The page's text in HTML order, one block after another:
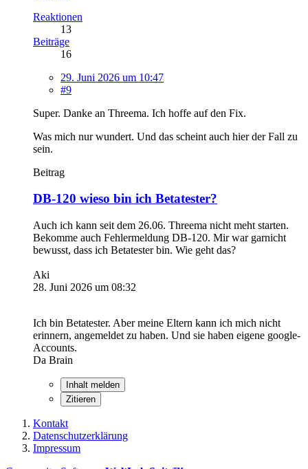
Reaktionen
13
Beiträge
16
29. Juni 2026 um 10:47
#9
Super. Danke an Threema. Ich hoffe auf den Fix.
Was mich nur wundert. Und das scheint auch hier der Fall zu
sein.
Beitrag
DB-120 wieso bin ich Betatester?
Auch ich kann seit dem 26.06. Threema nicht meht starten.
Bekomme auch Fehlermeldung DB-120. Mir war garnicht
bewusst, dass ich Betatester bin. Wie geht das?
Aki
28. Juni 2026 um 08:32
Ich bin Betatester. Aber meine Eltern kann ich mich nicht
erinnern, angemeldet zu haben. Und sie haben eigene google-
Accounts.
Da Brain
Inhalt melden
Zitieren
Kontakt
Datenschutzerklärung
Impressum